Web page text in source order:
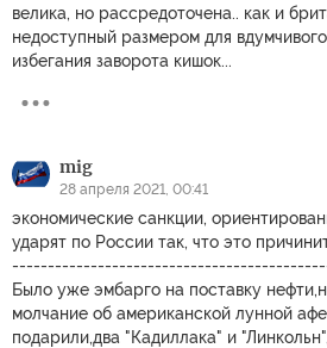
велика, но рассредоточена.. как и
недоступный размером для
избегания заворота кишок...
mig
28 апреля 2021, 00:41
экономические санкции,
ударят по России так, что это
Было уже эмбарго на поставку
молчание об американской лунной
подарили,два "Кадиллака" и